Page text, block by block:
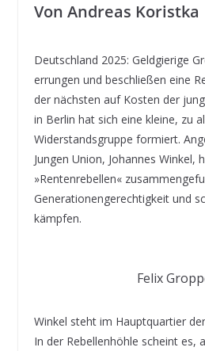
Von Andreas Koristka
Deutschland 2025: Geldgierige
errungen und beschließen eine
der nächsten auf Kosten der
in Berlin hat sich eine kleine, zu
Widerstandsgruppe formiert.
Jungen Union, Johannes Winkel,
»Rentenrebellen«
Generationengerechtigkeit und
kämpfen.
Felix
Winkel steht im Hauptquartier
In der Rebellenhöhle scheint es,